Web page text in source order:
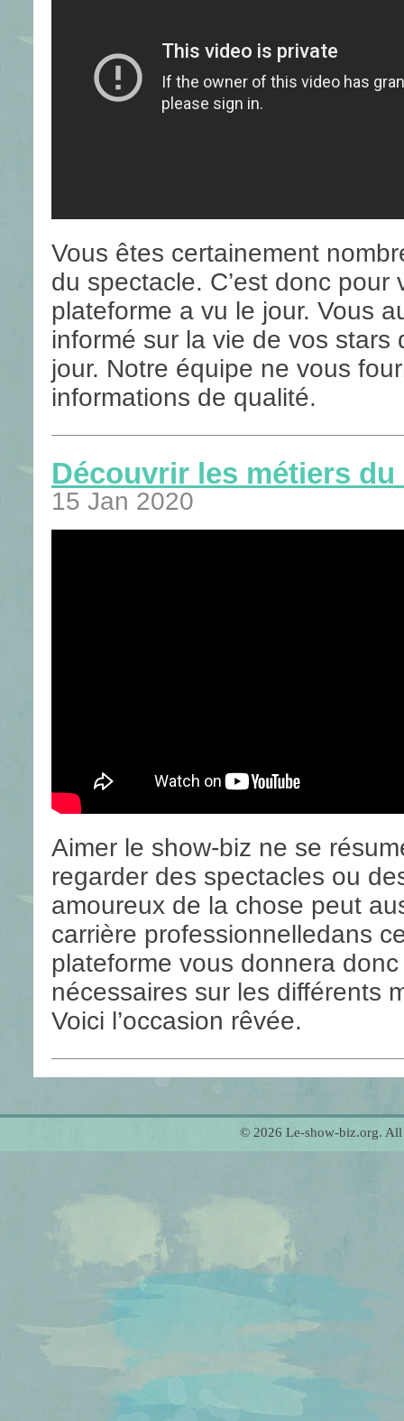
Vous êtes certainement
du spectacle. C’est donc pour
plateforme a vu le jour. Vous
informé sur la vie de vos stars
jour. Notre équipe ne vous
informations de qualité.
Découvrir les métiers
15 Jan 2020
Aimer le show-biz ne se
regarder des spectacles ou
amoureux de la chose peut
carrière professionnelledans
plateforme vous donnera
nécessaires sur les différents
Voici l’occasion rêvée.
© 2026 Le-show-biz.org.